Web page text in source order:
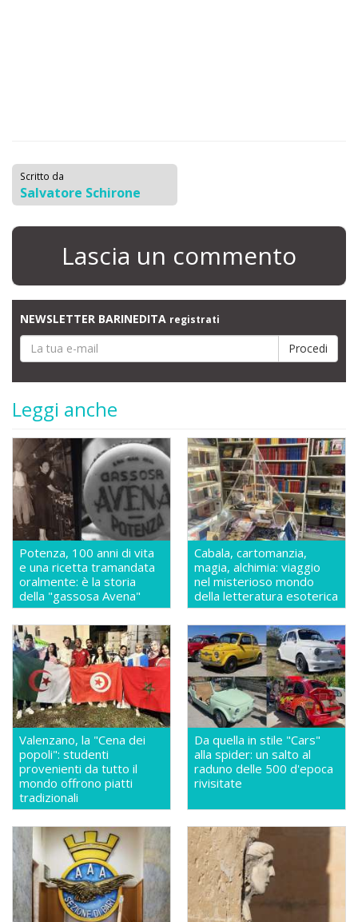
Scritto da
Salvatore Schirone
Lascia un commento
NEWSLETTER BARINEDITA registrati
Leggi anche
Potenza, 100 anni di vita
e una ricetta tramandata
oralmente: è la storia
della "gassosa Avena"
Cabala, cartomanzia,
magia, alchimia: viaggio
nel misterioso mondo
della letteratura esoterica
Valenzano, la "Cena dei
popoli": studenti
provenienti da tutto il
mondo offrono piatti
tradizionali
Da quella in stile "Cars"
alla spider: un salto al
raduno delle 500 d'epoca
rivisitate